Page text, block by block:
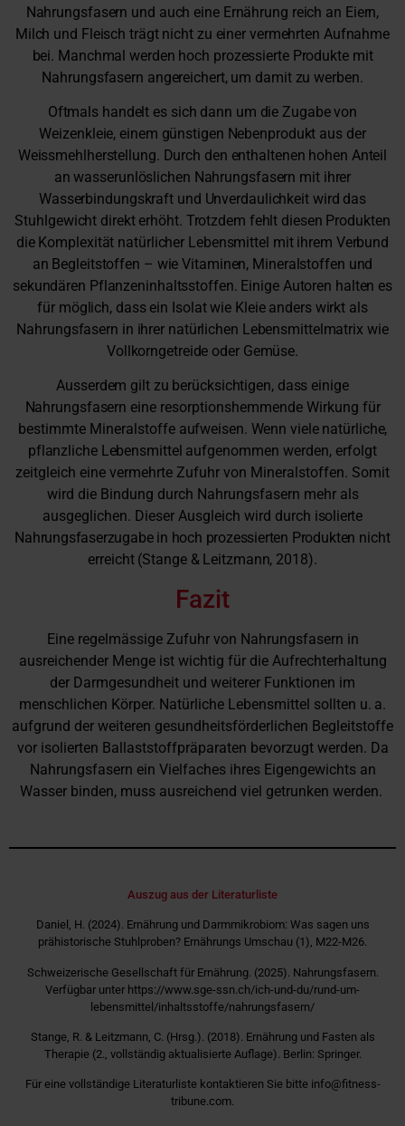
Nahrungsfasern und auch eine Ernährung reich an Eiern,
Milch und Fleisch trägt nicht zu einer vermehrten Aufnahme
bei. Manchmal werden hoch prozessierte Produkte mit
Nahrungsfasern angereichert, um damit zu werben.
Oftmals handelt es sich dann um die Zugabe von
Weizenkleie, einem günstigen Nebenprodukt aus der
Weissmehlherstellung. Durch den enthaltenen hohen Anteil
an wasserunlöslichen Nahrungsfasern mit ihrer
Wasserbindungskraft und Unverdaulichkeit wird das
Stuhlgewicht direkt erhöht. Trotzdem fehlt diesen Produkten
die Komplexität natürlicher Lebensmittel mit ihrem Verbund
an Begleitstoffen – wie Vitaminen, Mineralstoffen und
sekundären Pflanzeninhaltsstoffen. Einige Autoren halten es
für möglich, dass ein Isolat wie Kleie anders wirkt als
Nahrungsfasern in ihrer natürlichen Lebensmittelmatrix wie
Vollkorngetreide oder Gemüse.
Ausserdem gilt zu berücksichtigen, dass einige
Nahrungsfasern eine resorptionshemmende Wirkung für
bestimmte Mineralstoffe aufweisen. Wenn viele natürliche,
pflanzliche Lebensmittel aufgenommen werden, erfolgt
zeitgleich eine vermehrte Zufuhr von Mineralstoffen. Somit
wird die Bindung durch Nahrungsfasern mehr als
ausgeglichen. Dieser Ausgleich wird durch isolierte
Nahrungsfaserzugabe in hoch prozessierten Produkten nicht
erreicht (Stange & Leitzmann, 2018).
Fazit
Eine regelmässige Zufuhr von Nahrungsfasern in
ausreichender Menge ist wichtig für die Aufrechterhaltung
der Darmgesundheit und weiterer Funktionen im
menschlichen Körper. Natürliche Lebensmittel sollten u. a.
aufgrund der weiteren gesundheitsförderlichen Begleitstoffe
vor isolierten Ballaststoffpräparaten bevorzugt werden. Da
Nahrungsfasern ein Vielfaches ihres Eigengewichts an
Wasser binden, muss ausreichend viel getrunken werden.
Auszug aus der Literaturliste
Daniel, H. (2024). Ernährung und Darmmikrobiom: Was sagen uns
prähistorische Stuhlproben? Ernährungs Umschau (1), M22-M26.
Schweizerische Gesellschaft für Ernährung. (2025). Nahrungsfasern.
Verfügbar unter https://www.sge-ssn.ch/ich-und-du/rund-um-
lebensmittel/inhaltsstoffe/nahrungsfasern/
Stange, R. & Leitzmann, C. (Hrsg.). (2018). Ernährung und Fasten als
Therapie (2., vollständig aktualisierte Auflage). Berlin: Springer.
Für eine vollständige Literaturliste kontaktieren Sie bitte info@fitness-
tribune.com.